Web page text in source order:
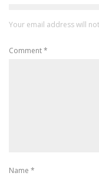
Your email address will
Comment*
Name *